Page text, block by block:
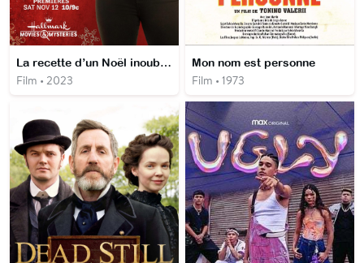
La recette d’un Noël inoubliable
Film • 2023
Mon nom est personne
Film • 1973